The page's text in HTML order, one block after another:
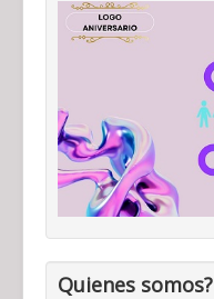
Quienes somos?